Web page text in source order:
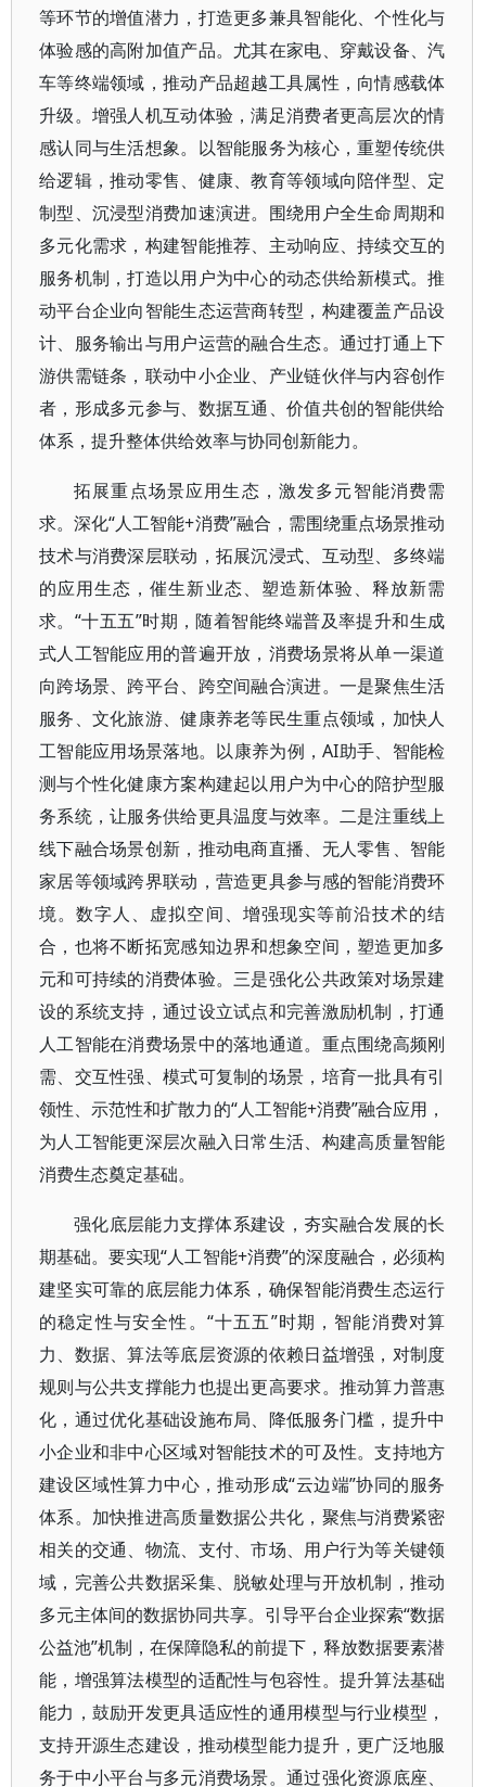
等环节的增值潜力，打造更多兼具智能化、个性化与
体验感的高附加值产品。尤其在家电、穿戴设备、汽
车等终端领域，推动产品超越工具属性，向情感载体
升级。增强人机互动体验，满足消费者更高层次的情
感认同与生活想象。以智能服务为核心，重塑传统供
给逻辑，推动零售、健康、教育等领域向陪伴型、定
制型、沉浸型消费加速演进。围绕用户全生命周期和
多元化需求，构建智能推荐、主动响应、持续交互的
服务机制，打造以用户为中心的动态供给新模式。推
动平台企业向智能生态运营商转型，构建覆盖产品设
计、服务输出与用户运营的融合生态。通过打通上下
游供需链条，联动中小企业、产业链伙伴与内容创作
者，形成多元参与、数据互通、价值共创的智能供给
体系，提升整体供给效率与协同创新能力。
拓展重点场景应用生态，激发多元智能消费需
求。深化“人工智能+消费”融合，需围绕重点场景推动
技术与消费深层联动，拓展沉浸式、互动型、多终端
的应用生态，催生新业态、塑造新体验、释放新需
求。“十五五”时期，随着智能终端普及率提升和生成
式人工智能应用的普遍开放，消费场景将从单一渠道
向跨场景、跨平台、跨空间融合演进。一是聚焦生活
服务、文化旅游、健康养老等民生重点领域，加快人
工智能应用场景落地。以康养为例，AI助手、智能检
测与个性化健康方案构建起以用户为中心的陪护型服
务系统，让服务供给更具温度与效率。二是注重线上
线下融合场景创新，推动电商直播、无人零售、智能
家居等领域跨界联动，营造更具参与感的智能消费环
境。数字人、虚拟空间、增强现实等前沿技术的结
合，也将不断拓宽感知边界和想象空间，塑造更加多
元和可持续的消费体验。三是强化公共政策对场景建
设的系统支持，通过设立试点和完善激励机制，打通
人工智能在消费场景中的落地通道。重点围绕高频刚
需、交互性强、模式可复制的场景，培育一批具有引
领性、示范性和扩散力的“人工智能+消费”融合应用，
为人工智能更深层次融入日常生活、构建高质量智能
消费生态奠定基础。
强化底层能力支撑体系建设，夯实融合发展的长
期基础。要实现“人工智能+消费”的深度融合，必须构
建坚实可靠的底层能力体系，确保智能消费生态运行
的稳定性与安全性。“十五五”时期，智能消费对算
力、数据、算法等底层资源的依赖日益增强，对制度
规则与公共支撑能力也提出更高要求。推动算力普惠
化，通过优化基础设施布局、降低服务门槛，提升中
小企业和非中心区域对智能技术的可及性。支持地方
建设区域性算力中心，推动形成“云边端”协同的服务
体系。加快推进高质量数据公共化，聚焦与消费紧密
相关的交通、物流、支付、市场、用户行为等关键领
域，完善公共数据采集、脱敏处理与开放机制，推动
多元主体间的数据协同共享。引导平台企业探索“数据
公益池”机制，在保障隐私的前提下，释放数据要素潜
能，增强算法模型的适配性与包容性。提升算法基础
能力，鼓励开发更具适应性的通用模型与行业模型，
支持开源生态建设，推动模型能力提升，更广泛地服
务于中小平台与多元消费场景。通过强化资源底座、